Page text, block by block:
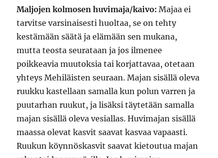
Maljojen kolmosen huvimaja/kaivo:Majaa ei
tarvitse varsinaisesti huoltaa, se on tehty
kestämään säätä ja elämään sen mukana,
mutta teosta seurataan ja jos ilmenee
poikkeavia muutoksia tai korjattavaa, otetaan
yhteys Mehiläisten seuraan. Majan sisällä oleva
ruukku kastellaan samalla kun polun varren ja
puutarhan ruukut, ja lisäksi täytetään samalla
majan sisällä oleva vesiallas. Huvimajan sisällä
maassa olevat kasvit saavat kasvaa vapaasti.
Ruukun köynnöskasvit saavat kietoutua majan